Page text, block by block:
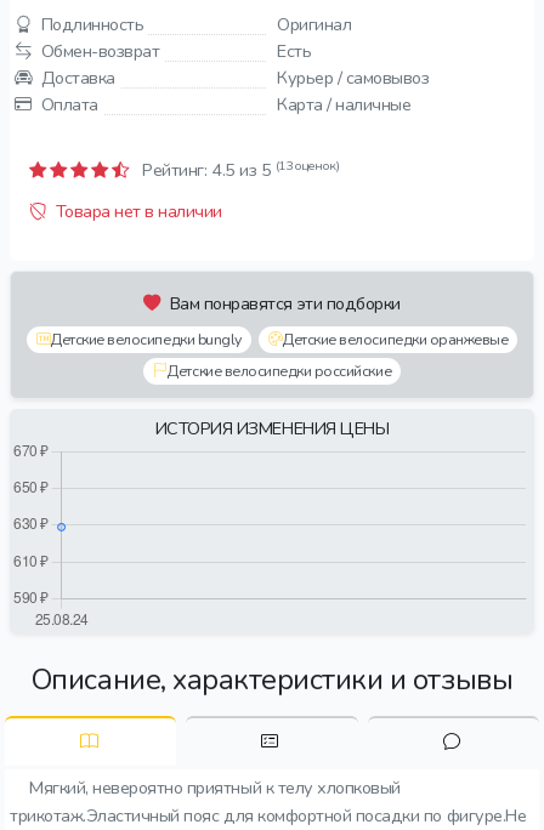
Подлинность
Оригинал
Обмен-возврат
Есть
Доставка
Курьер / самовывоз
Оплата
Карта / наличные
Рейтинг: 4.5 из 5 (13 оценок)
Товара нет в наличии
Вам понравятся эти подборки
Детские велосипедки bungly
Детские велосипедки оранжевые
Детские велосипедки российские
ИСТОРИЯ ИЗМЕНЕНИЯ ЦЕНЫ
Описание, характеристики и отзывы
Мягкий, невероятно приятный к телу хлопковый
трикотаж.Эластичный пояс для комфортной посадки по фигуре.Не